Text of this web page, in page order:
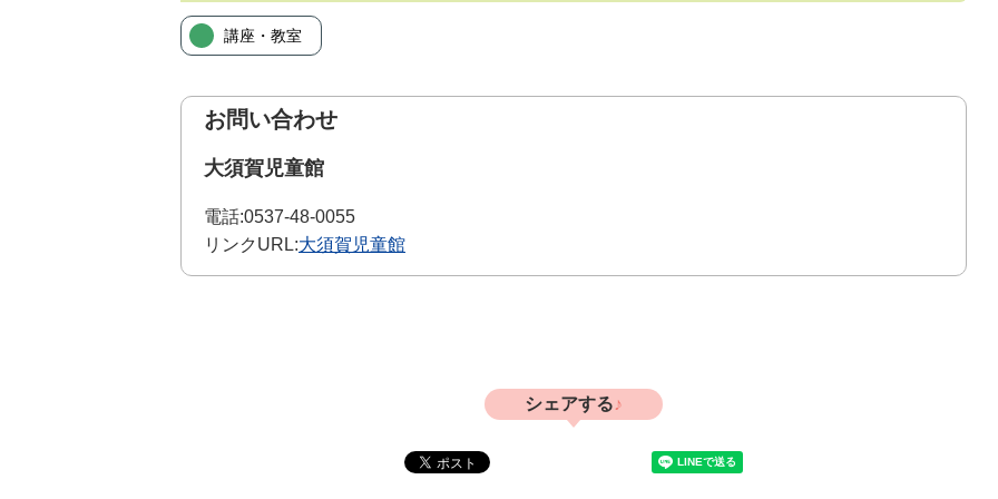
講座・教室
お問い合わせ
大須賀児童館
電話:0537-48-0055
リンクURL:大須賀児童館
シェアする